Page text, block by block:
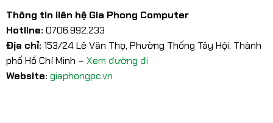
Thông tin liên hệ Gia Phong Computer
Hotline: 0706.992.233
Địa chỉ: 153/24 Lê Văn Thọ, Phường Thống Tây Hội, Thành
phố Hồ Chí Minh – Xem đường đi
Website: giaphongpc.vn